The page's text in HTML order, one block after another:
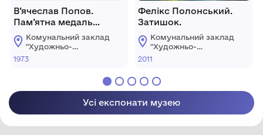
В’ячеслав Попов.
Пам’ятна медаль
«Сухомлинський В.О.».
Із серії «Видатні
особистості
Комунальний заклад
"Художньо-
меморіальний музей
1973
Фелікс Полонський.
Затишок.
Комунальний заклад
"Художньо-
меморіальний музей
2011
Усі експонати музею